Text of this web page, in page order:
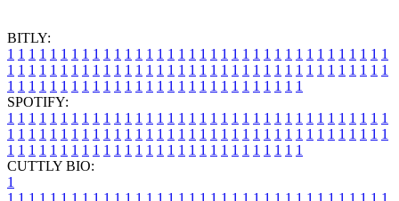
BITLY:
1 1 1 1 1 1 1 1 1 1 1 1 1 1 1 1 1 1 1 1 1 1 1 1 1 1 1 1 1 1 1 1 1 1 1 1
1 1 1 1 1 1 1 1 1 1 1 1 1 1 1 1 1 1 1 1 1 1 1 1 1 1 1 1 1 1 1 1 1 1 1 1
1 1 1 1 1 1 1 1 1 1 1 1 1 1 1 1 1 1 1 1 1 1 1 1 1 1 1 1
SPOTIFY:
1 1 1 1 1 1 1 1 1 1 1 1 1 1 1 1 1 1 1 1 1 1 1 1 1 1 1 1 1 1 1 1 1 1 1 1
1 1 1 1 1 1 1 1 1 1 1 1 1 1 1 1 1 1 1 1 1 1 1 1 1 1 1 1 1 1 1 1 1 1 1 1
1 1 1 1 1 1 1 1 1 1 1 1 1 1 1 1 1 1 1 1 1 1 1 1 1 1 1 1
CUTTLY BIO:
1
1 1 1 1 1 1 1 1 1 1 1 1 1 1 1 1 1 1 1 1 1 1 1 1 1 1 1 1 1 1 1 1 1 1 1 1